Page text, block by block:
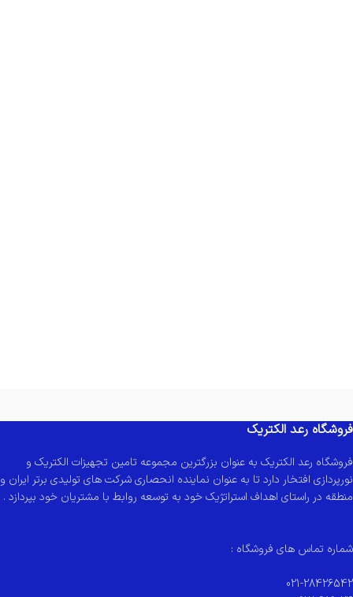
فروشگاه رعد الکتریک
فروشگاه رعد الکتریک به عنوان بزرگترین مجموعه تامین تجهیزات الکتریک و
نورپردازی افتخار دارد تا به عنوان نماینده انحصاری شرکت های تولیدی برتر ایران و
منطقه در راستای اهداف استراتژیک خود به توسعه روابط با مشتریان خود بپردازد .
شماره تماس های فروشگاه :
021-28426542